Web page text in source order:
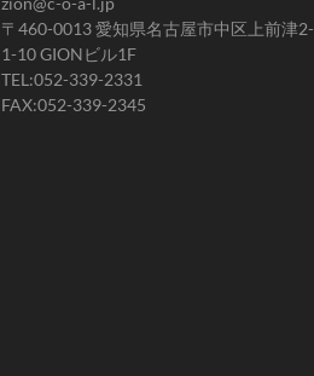
〒460-0013 愛知県名古屋市中区上前津2-
1-10 GIONビル1F
TEL:052-339-2331
FAX:052-339-2345